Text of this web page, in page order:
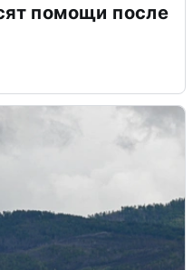
помощи после